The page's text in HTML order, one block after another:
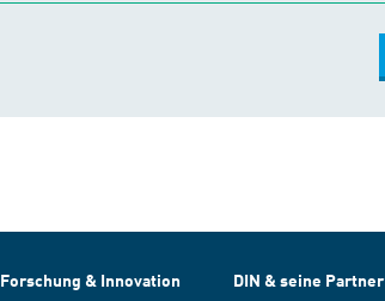
Forschung & Innovation DIN & seine Partner